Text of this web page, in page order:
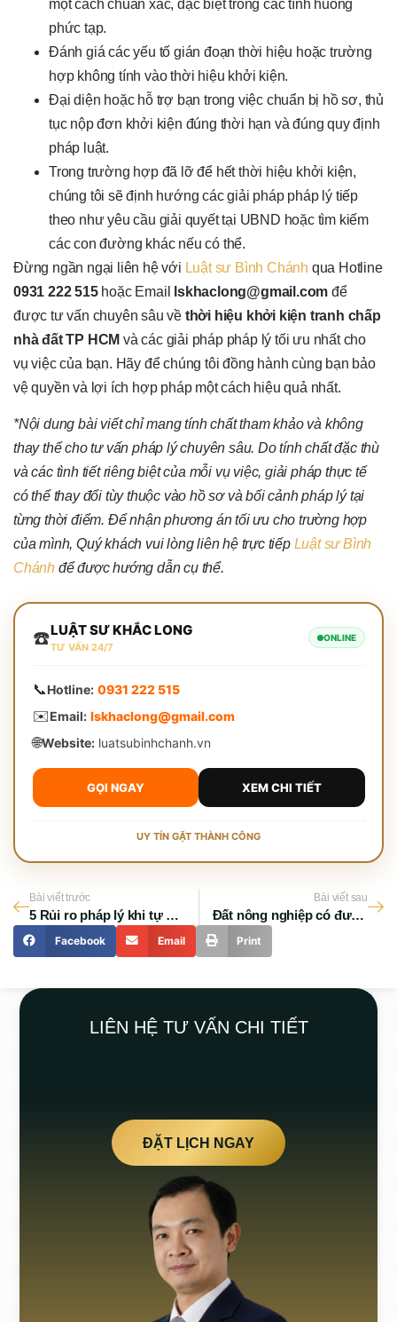
một cách chuẩn xác, đặc biệt trong các tình huống
phức tạp.
Đánh giá các yếu tố gián đoạn thời hiệu hoặc trường
hợp không tính vào thời hiệu khởi kiện.
Đại diện hoặc hỗ trợ bạn trong việc chuẩn bị hồ sơ, thủ
tục nộp đơn khởi kiện đúng thời hạn và đúng quy định
pháp luật.
Trong trường hợp đã lỡ để hết thời hiệu khởi kiện,
chúng tôi sẽ định hướng các giải pháp pháp lý tiếp
theo như yêu cầu giải quyết tại UBND hoặc tìm kiếm
các con đường khác nếu có thể.
Đừng ngần ngại liên hệ với Luật sư Bình Chánh qua Hotline
0931 222 515hoặc Email lskhaclong@gmail.com để
được tư vấn chuyên sâu về thời hiệu khởi kiện tranh chấp
nhà đất TP HCM và các giải pháp pháp lý tối ưu nhất cho
vụ việc của bạn. Hãy để chúng tôi đồng hành cùng bạn bảo
vệ quyền và lợi ích hợp pháp một cách hiệu quả nhất.
*Nội dung bài viết chỉ mang tính chất tham khảo và không
thay thế cho tư vấn pháp lý chuyên sâu. Do tính chất đặc thù
và các tình tiết riêng biệt của mỗi vụ việc, giải pháp thực tế
có thể thay đổi tùy thuộc vào hồ sơ và bối cảnh pháp lý tại
từng thời điểm. Để nhận phương án tối ưu cho trường hợp
của mình, Quý khách vui lòng liên hệ trực tiếp Luật sư Bình
Chánh để được hướng dẫn cụ thể.
☎️LUẬT SƯ KHẮC LONG
TƯ VẤN 24/7
ONLINE
📞Hotline: 0931 222 515
✉️Email: lskhaclong@gmail.com
🌐Website:luatsubinhchanh.vn
GỌI NGAY XEM CHI TIẾT
UY TÍN GẶT THÀNH CÔNG
Bài viết trước
5 Rủi ro pháp lý khi tự giải quyết tranh chấp nhà đất tại TPHCM
Bài viết sau
Đất nông nghiệp có được xây nhà không? Quy định mới 2026
Facebook Email Print
LIÊN HỆ TƯ VẤN CHI TIẾT
ĐẶT LỊCH NGAY